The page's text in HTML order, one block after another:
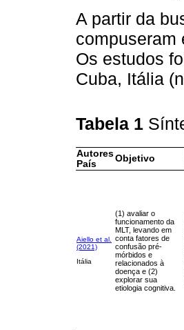
A partir da
Os estudos
Cuba, Itália
Tabela 1
Autores
País
Objetivo
Aiello et al.
(2021)
Itália
(1) avaliar o
funcionamento da
MLT, levando em
conta fatores de
confusão pré-
mórbidos e
relacionados à
doença e (2)
explorar sua
etiologia cognitiva.